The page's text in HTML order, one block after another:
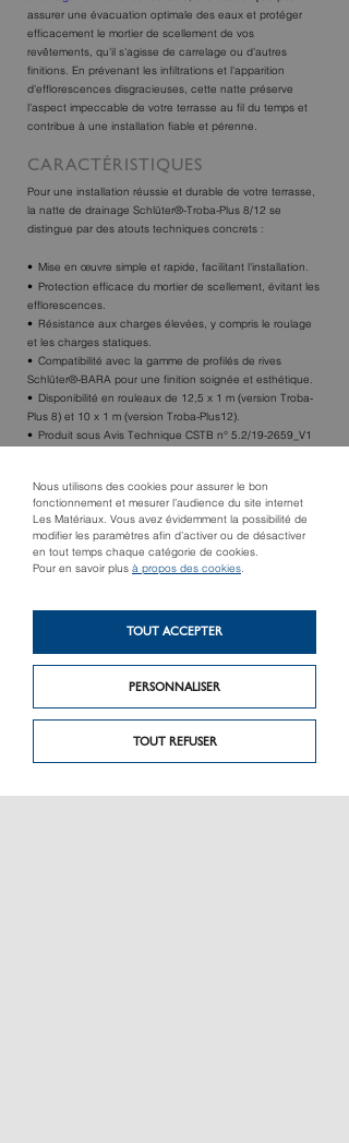
Nous utilisons des cookies pour assurer le bon
fonctionnement et mesurer l’audience du site internet
Les Matériaux. Vous avez évidemment la possibilité de
modifier les paramètres afin d’activer ou de désactiver
en tout temps chaque catégorie de cookies.
Pour en savoir plus à propos des cookies.
TOUT REFUSER
PERSONNALISER
TOUT ACCEPTER
assurer une évacuation optimale des eaux et protéger
efficacement le mortier de scellement de vos
revêtements, qu'il s'agisse de carrelage ou d'autres
finitions. En prévenant les infiltrations et l'apparition
d'efflorescences disgracieuses, cette natte préserve
l'aspect impeccable de votre terrasse au fil du temps et
contribue à une installation fiable et pérenne.
CARACTÉRISTIQUES
Pour une installation réussie et durable de votre terrasse,
la natte de drainage Schlüter®-Troba-Plus 8/12 se
distingue par des atouts techniques concrets :
Mise en œuvre simple et rapide, facilitant l'installation.
Protection efficace du mortier de scellement, évitant les
efflorescences.
Résistance aux charges élevées, y compris le roulage
et les charges statiques.
Compatibilité avec la gamme de profilés de rives
Schlüter®-BARA pour une finition soignée et esthétique.
Disponibilité en rouleaux de 12,5 x 1 m (version Troba-
Plus 8) et 10 x 1 m (version Troba-Plus12).
Produit sous Avis Technique CSTB n° 5.2/19-2659_V1
TROUVER UN MAGASIN
Produit précédent
Ditra Drain 4